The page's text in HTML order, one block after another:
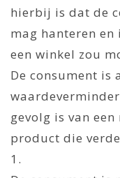
hierbij is dat de
mag hanteren
een winkel zou
De consument is
gevolg is van
product die
1.